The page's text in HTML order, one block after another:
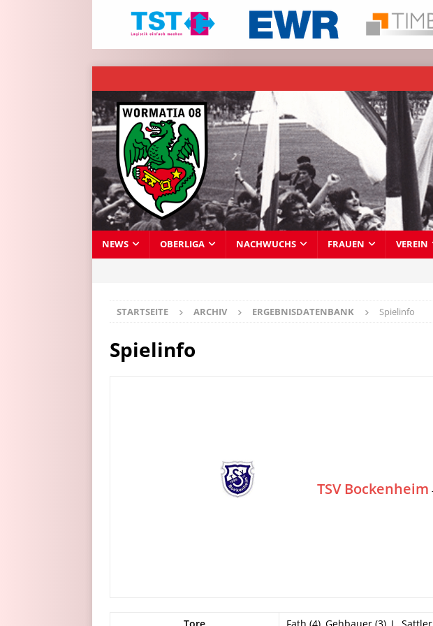
NEWS OBERLIGA NACHWUCHS FRAUEN VEREIN
STARTSEITE ARCHIV ERGEBNISDATENBANK Spielinfo
Spielinfo
TSV Bockenheim